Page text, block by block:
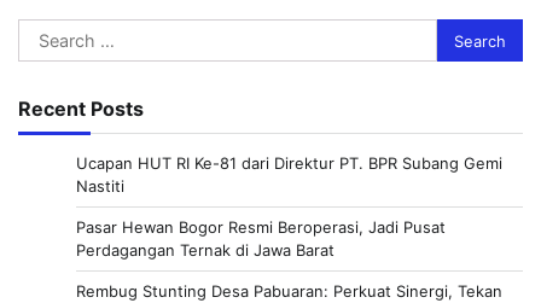
Search
for:
Recent Posts
Ucapan HUT RI Ke-81 dari Direktur PT. BPR Subang Gemi
Nastiti
Pasar Hewan Bogor Resmi Beroperasi, Jadi Pusat
Perdagangan Ternak di Jawa Barat
Rembug Stunting Desa Pabuaran: Perkuat Sinergi, Tekan